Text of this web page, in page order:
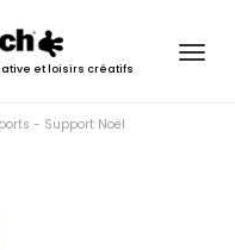
et loisirs créatifs
- Support Noël